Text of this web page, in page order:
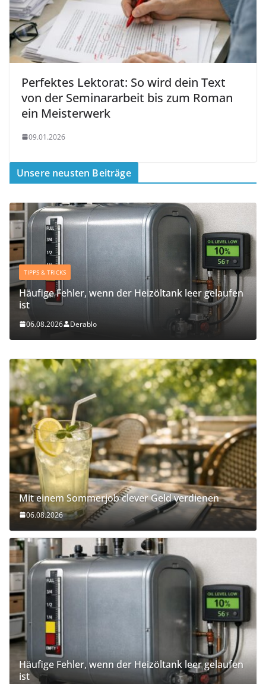
Perfektes Lektorat: So wird dein Text
von der Seminararbeit bis zum Roman
ein Meisterwerk
09.01.2026
Unsere neusten Beiträge
TIPPS & TRICKS
Häufige Fehler, wenn der Heizöltank leer gelaufen
ist
06.08.2026 Derablo
Mit einem Sommerjob clever Geld verdienen
06.08.2026
Häufige Fehler, wenn der Heizöltank leer gelaufen
ist